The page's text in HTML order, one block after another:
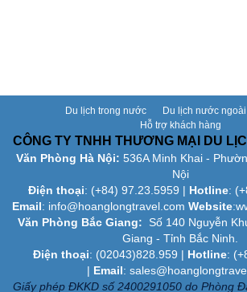
Du lịch trong nước Du lịch nước ngoài
Hỗ trợ khách hàng
CÔNG TY TNHH THƯƠNG MẠI DU
Văn Phòng Hà Nội: 536A Minh Khai -
Nội
Điện thoại: (+84) 97.23.5959 | Hotline:
Email: info@hoanglongtravel.com Website
Văn Phòng Bắc Giang: Số 140 Nguyễn
Giang - Tỉnh Bắc Ninh.
Điện thoại: (02043)828.959 | Hotline:
| Email:
Giấy phép ĐKKD số 2400291050 do Phòng